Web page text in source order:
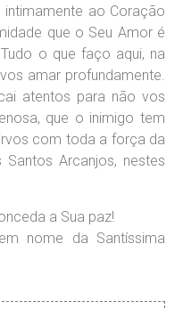
ao Coração
que o Seu Amor é
o que faço aqui, na
amar profundamente.
atentos para não vos
que o inimigo tem
com toda a força da
Arcanjos, nestes
a Sua paz!
nome da Santíssima